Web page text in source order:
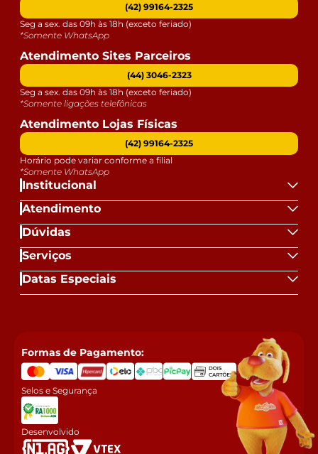
Institucional
Atendimento
Dúvidas
Serviços
Datas Especiais
(42) 99164-2325
Seg a sex. das 09h às 18h (exceto feriado)
*Somente WhatsApp
Atendimento Sites Parceiros
(44) 3046-2323
Seg a sex. das 09h às 18h (exceto feriado)
*Somente ligações telefônicas
Atendimento Lojas Físicas
(42) 99164-2325
Horário pode variar conforme a filial
*Somente WhatsApp
Formas de Pagamento:
Selos e Segurança
Desenvolvido